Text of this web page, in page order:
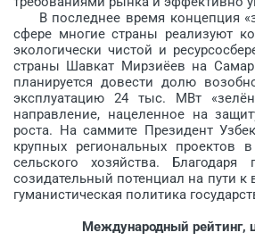
В последнее время концепция
сфере многие страны реализуют
экологически чистой и
страны Шавкат Мирзиёев на
планируется довести долю
эксплуатацию 24 тыс. МВт
направление, нацеленное на
роста. На саммите Президент
крупных региональных проектов
сельского хозяйства.
созидательный потенциал на пути
гуманистическая политика
Международный рейтинг,